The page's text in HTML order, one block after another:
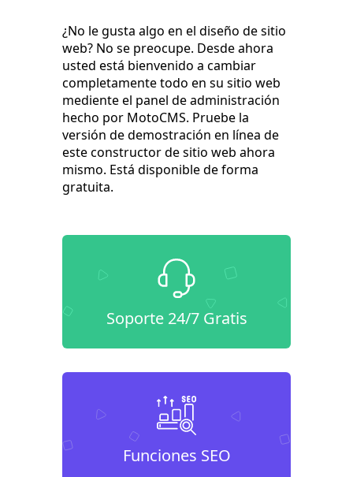
¿No le gusta algo en el diseño de sitio
web? No se preocupe. Desde ahora
usted está bienvenido a cambiar
completamente todo en su sitio web
mediente el panel de administración
hecho por MotoCMS. Pruebe la
versión de demostración en línea de
este constructor de sitio web ahora
mismo. Está disponible de forma
gratuita.
Soporte 24/7 Gratis
Funciones SEO